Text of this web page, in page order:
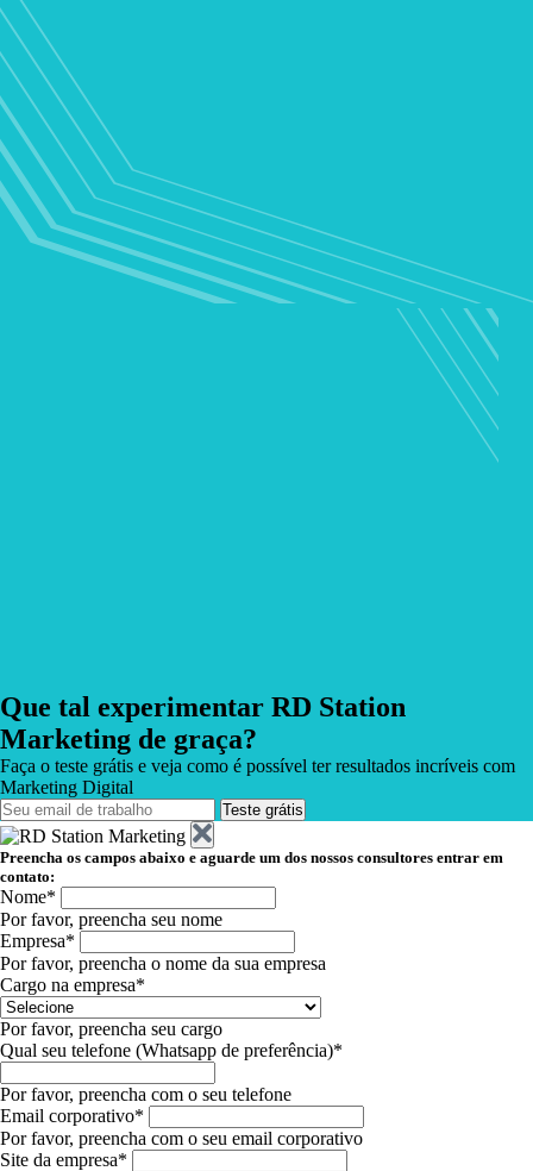
Que tal experimentar RD Station
Marketing de graça?
Faça o teste grátis e veja como é possível ter resultados incríveis com
Marketing Digital
Teste grátis
Preencha os campos abaixo e aguarde um dos nossos consultores entrar em
contato:
Nome*
Por favor, preencha seu nome
Empresa*
Por favor, preencha o nome da sua empresa
Cargo na empresa*
Por favor, preencha seu cargo
Qual seu telefone (Whatsapp de preferência)*
Por favor, preencha com o seu telefone
Email corporativo*
Por favor, preencha com o seu email corporativo
Site da empresa*